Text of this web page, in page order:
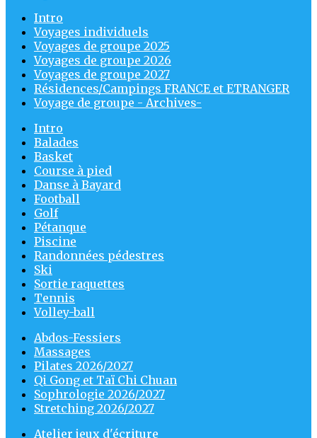
Intro
Voyages individuels
Voyages de groupe 2025
Voyages de groupe 2026
Voyages de groupe 2027
Résidences/Campings FRANCE et ETRANGER
Voyage de groupe - Archives-
Intro
Balades
Basket
Course à pied
Danse à Bayard
Football
Golf
Pétanque
Piscine
Randonnées pédestres
Ski
Sortie raquettes
Tennis
Volley-ball
Abdos-Fessiers
Massages
Pilates 2026/2027
Qi Gong et Taï Chi Chuan
Sophrologie 2026/2027
Stretching 2026/2027
Atelier jeux d'écriture